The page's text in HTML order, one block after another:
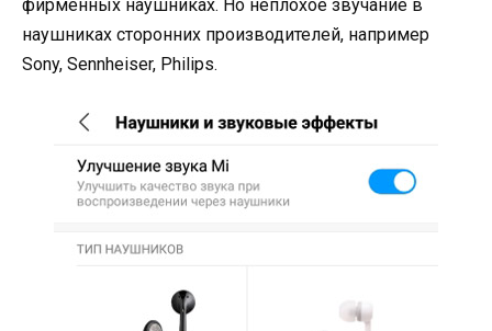
фирменных наушниках. Но неплохое звучание в
наушниках сторонних производителей, например
Sony, Sennheiser, Philips.